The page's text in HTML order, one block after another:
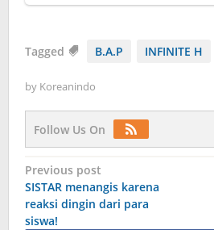
Tagged B.A.P INFINITE H
by Koreanindo
Follow Us On
Post
navigation
Previous post
SISTAR menangis karena
reaksi dingin dari para
siswa!